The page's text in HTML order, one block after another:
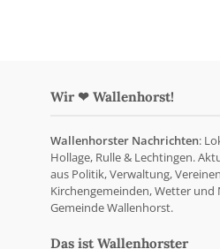
Wir ❤ Wallenhorst!
Wallenhorster Nachrichten:
Hollage, Rulle & Lechtingen.
aus Politik, Verwaltung,
Kirchengemeinden, Wetter
Gemeinde Wallenhorst.
Das ist Wallenhorster